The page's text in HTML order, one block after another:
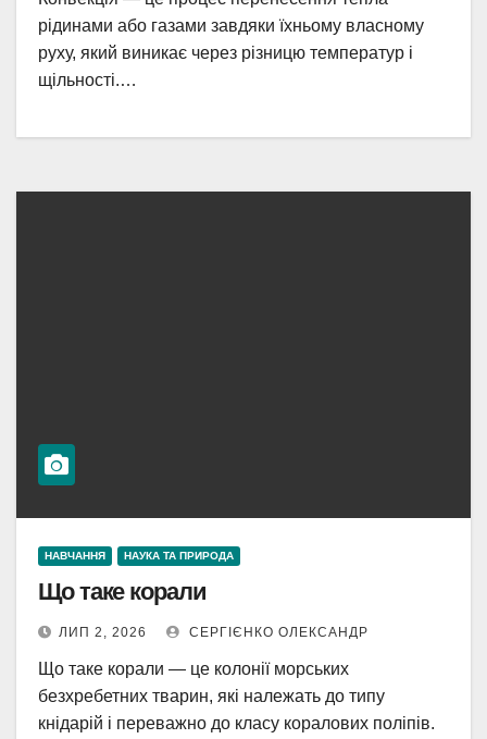
рідинами або газами завдяки їхньому власному
руху, який виникає через різницю температур і
щільності.…
НАВЧАННЯ НАУКА ТА ПРИРОДА
Що таке корали
ЛИП 2, 2026 СЕРГІЄНКО ОЛЕКСАНДР
Що таке корали — це колонії морських
безхребетних тварин, які належать до типу
кнідарій і переважно до класу коралових поліпів.